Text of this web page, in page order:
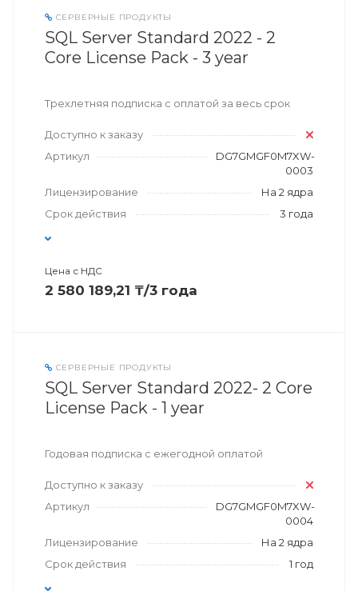
СЕРВЕРНЫЕ ПРОДУКТЫ
SQL Server Standard 2022 - 2
Core License Pack - 3 year
Трехлетняя подписка с оплатой за весь срок
Доступно к заказу
Артикул
DG7GMGF0M7XW-
0003
Лицензирование
На 2 ядра
Срок действия
3 года
Цена с НДС
2 580 189,21 ₸/3 года
СЕРВЕРНЫЕ ПРОДУКТЫ
SQL Server Standard 2022- 2 Core
License Pack - 1 year
Годовая подписка с ежегодной оплатой
Доступно к заказу
Артикул
DG7GMGF0M7XW-
0004
Лицензирование
На 2 ядра
Срок действия
1 год